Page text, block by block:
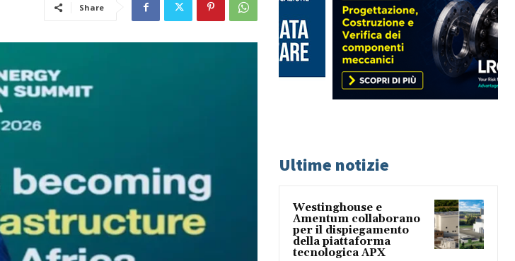
Share
Ultime notizie
Westinghouse e
Amentum collaborano
per il dispiegamento
della piattaforma
tecnologica APX